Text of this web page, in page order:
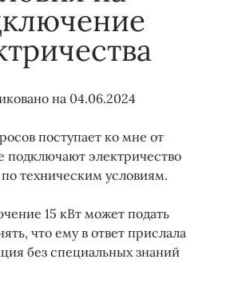
Водоснабжение Газ
энергоснабжения
электроэнергии
Майнинг
Подключение воды
Подрядчик
на 04.06.2024
поступает ко мне от
подключают электричество
техническим условиям.
15 кВт может подать
что ему в ответ прислала
без специальных знаний